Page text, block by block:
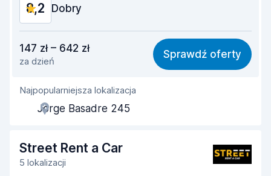
Stan samochodu
8,2 Dobry
8,1
Łatwość znalezienia 8,2
Pomocność przedstawiciela
Szybkość odbioru
Szybkość zwrotu 8,2
Czystość samochodu
147 zł – 642 zł
za dzień
Sprawdź oferty
Najpopularniejsza lokalizacja
Jorge Basadre 245
Street Rent a Car
5 lokalizacji